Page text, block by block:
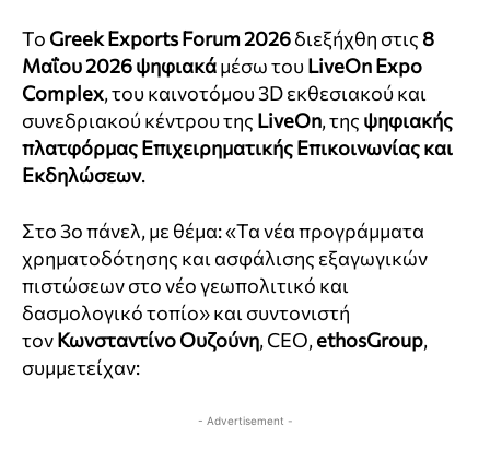
Το Greek Exports Forum 2026διεξήχθη στις 8
Μαΐου 2026ψηφιακάμέσω τουLiveOn Expo
Complex, του καινοτόμου 3D εκθεσιακού και
συνεδριακού κέντρου της LiveOn, της ψηφιακής
πλατφόρμας Επιχειρηματικής Επικοινωνίας και
Εκδηλώσεων.
Στο 3ο πάνελ, με θέμα: «Τα νέα προγράμματα
χρηματοδότησης και ασφάλισης εξαγωγικών
πιστώσεων στο νέο γεωπολιτικό και
δασμολογικό τοπίο» και συντονιστή
τονΚωνσταντίνο Ουζούνη, CEO, ethosGroup,
συμμετείχαν:
- Advertisement -